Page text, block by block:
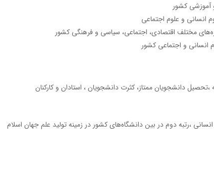
آموزشی کشور
و علوم اجتماعی
مختلف اقتصادی، اجتماعی، سیاسی و فرهنگی کشور
انسانی و اجتماعی کشور
،تحصیل دانشجویان ممتاز، کثرت دانشجویان ، استادان و کارکنان
،رتبه دوم در بین دانشگاه‌های کشور در زمینه تولید علم جهان اسلام